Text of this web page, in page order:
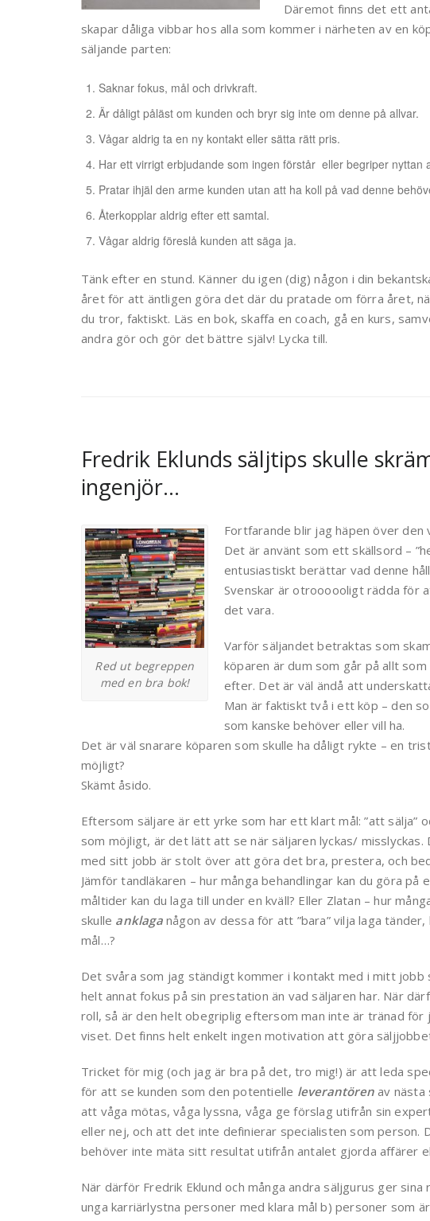
Däremot finns det ett
skapar dåliga vibbar hos alla som kommer i närheten av en
säljande parten:
Saknar fokus, mål och drivkraft.
Är dåligt påläst om kunden och bryr sig inte om denne på allvar.
Vågar aldrig ta en ny kontakt eller sätta rätt pris.
Har ett virrigt erbjudande som ingen förstår eller begriper nyttan
Pratar ihjäl den arme kunden utan att ha koll på vad denne
Återkopplar aldrig efter ett samtal.
Vågar aldrig föreslå kunden att säga ja.
Tänk efter en stund. Känner du igen (dig) någon i din
året för att äntligen göra det där du pratade om förra året,
du tror, faktiskt. Läs en bok, skaffa en coach, gå en kurs,
andra gör och gör det bättre själv! Lycka till.
Fredrik Eklunds säljtips skulle
ingenjör…
Red ut begreppen
med en bra bok!
Fortfarande blir jag häpen över den
Det är använt som ett skällsord –
entusiastiskt berättar vad denne
Svenskar är otroooooligt rädda för
det vara.
Varför säljandet betraktas som
köparen är dum som går på allt
efter. Det är väl ändå att
Man är faktiskt två i ett köp – den
som kanske behöver eller vill ha.
Det är väl snarare köparen som skulle ha dåligt rykte – en
möjligt?
Skämt åsido.
Eftersom säljare är ett yrke som har ett klart mål: ”att
som möjligt, är det lätt att se när säljaren lyckas/
med sitt jobb är stolt över att göra det bra, prestera, och
Jämför tandläkaren – hur många behandlingar kan du göra på
måltider kan du laga till under en kväll? Eller Zlatan – hur
skulle anklaganågon av dessa för att ”bara” vilja laga
mål…?
Det svåra som jag ständigt kommer i kontakt med i mitt
helt annat fokus på sin prestation än vad säljaren har. När
roll, så är den helt obegriplig eftersom man inte är tränad
viset. Det finns helt enkelt ingen motivation att göra
Tricket för mig (och jag är bra på det, tro mig!) är att leda
för att se kunden som den potentielle leverantören av nästa
att våga mötas, våga lyssna, våga ge förslag utifrån sin
eller nej, och att det inte definierar specialisten som person.
behöver inte mäta sitt resultat utifrån antalet gjorda affärer
När därför Fredrik Eklund och många andra säljgurus ger
unga karriärlystna personer med klara mål b) personer som